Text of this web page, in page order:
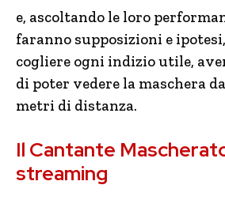
e, ascoltando le loro
faranno supposizioni e
cogliere ogni indizio utile,
di poter vedere la maschera
metri di distanza.
Il Cantante
streaming